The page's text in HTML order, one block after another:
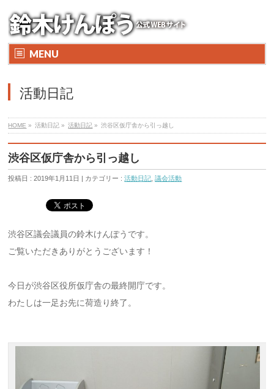
MENU
活動日記
HOME » 活動日記 » 活動日記 » 渋谷区仮庁舎から引っ越し
渋谷区仮庁舎から引っ越し
投稿日 : 2019年1月11日 | カテゴリー :活動日記 ,議会活動
渋谷区議会議員の鈴木けんぽうです。
ご覧いただきありがとうございます！
今日が渋谷区役所仮庁舎の最終開庁です。
わたしは一足お先に荷造り終了。